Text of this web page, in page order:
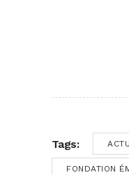
Tags:
FONDATION